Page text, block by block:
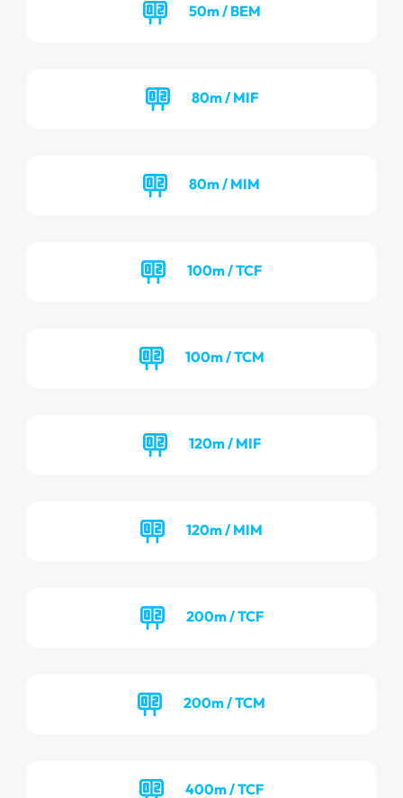
50m / BEM
80m / MIF
80m / MIM
100m / TCF
100m / TCM
120m / MIF
120m / MIM
200m / TCF
200m / TCM
400m / TCF